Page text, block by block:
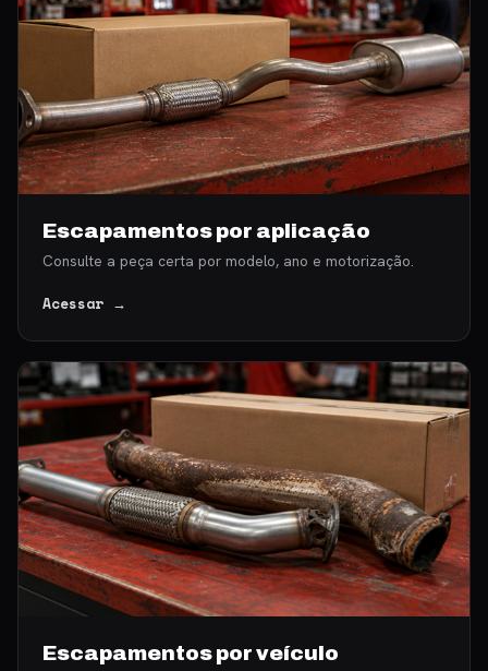
Escapamentos por aplicação
Consulte a peça certa por modelo, ano e motorização.
Acessar →
Escapamentos por veículo